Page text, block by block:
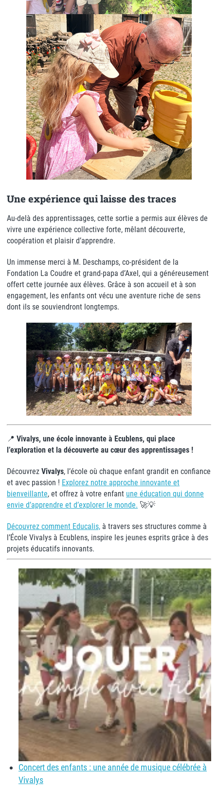
Une expérience qui laisse des traces
Au-delà des apprentissages, cette sortie a permis aux élèves de
vivre une expérience collective forte, mêlant découverte,
coopération et plaisir d’apprendre.
Un immense merci à M. Deschamps, co-président de la
Fondation La Coudre et grand-papa d’Axel, qui a généreusement
offert cette journée aux élèves. Grâce à son accueil et à son
engagement, les enfants ont vécu une aventure riche de sens
dont ils se souviendront longtemps.
📍 Vivalys, une école innovante à Ecublens, qui place
l’exploration et la découverte au cœur des apprentissages !
Découvrez Vivalys, l’école où chaque enfant grandit en confiance
et avec passion ! Explorez notre approche innovante et
bienveillante, et offrez à votre enfant une éducation qui donne
envie d’apprendre et d’explorer le monde. 🚀💡
Découvrez comment Educalis, à travers ses structures comme à
l’École Vivalys à Ecublens, inspire les jeunes esprits grâce à des
projets éducatifs innovants.
Concert des enfants : une année de musique célébrée à
Vivalys